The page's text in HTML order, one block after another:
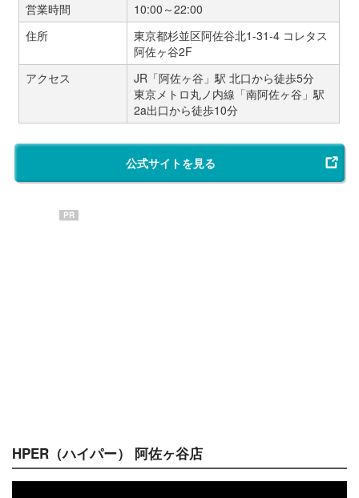
営業時間
10:00～22:00
住所
東京都杉並区阿佐谷北1-31-4 コレタス
阿佐ヶ谷2F
アクセス
JR「阿佐ヶ谷」駅 北口から徒歩5分
東京メトロ丸ノ内線「南阿佐ヶ谷」駅
2a出口から徒歩10分
公式サイトを見る
PR
HPER（ハイパー） 阿佐ヶ谷店